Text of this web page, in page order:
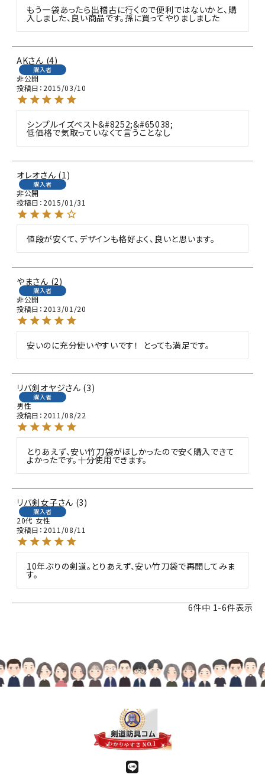
もう一袋あったら出稽古に行くので便利ではないかと、購
入しました、良い商品です。孫に買ってやりましました
AK 4
購入者
非公開
投稿日 2015/03/10
シンプルイズベスト&#8252;&#65038;
低価格で気取っていなくて言うことなし
オレオ 1
購入者
非公開
投稿日 2015/01/31
値段が安くて、デザインも格好よく、良いと思います。
やま 2
購入者
非公開
投稿日 2013/01/20
安いのに充分使いやすいです！  とっても満足です。
リバ剣オヤジ 3
購入者
男性
投稿日 2011/08/22
とりあえず、安い竹刀袋がほしかったので安く購入できて
よかったです。十分使用できます。
リバ剣女子 3
購入者
20代 女性
投稿日 2011/08/11
10年ぶりの剣道。とりあえず、安い竹刀袋で再開してみま
す。
6件中 1-6件表示